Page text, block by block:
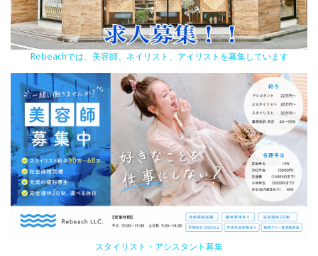
Rebeachでは、美容師、ネイリスト、アイリストを募集しています
スタイリスト・アシスタント募集